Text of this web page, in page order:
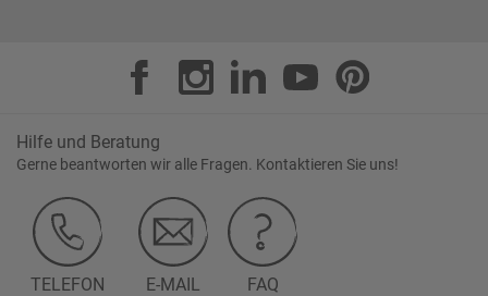
Hilfe und Beratung
Gerne beantworten wir alle Fragen. Kontaktieren Sie uns!
TELEFON
E-MAIL FAQ